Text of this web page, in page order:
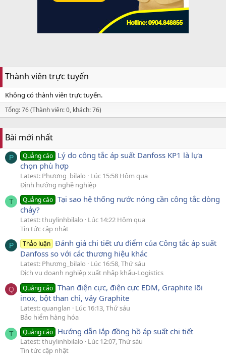
Thành viên trực tuyến
Không có thành viên trực tuyến.
Tổng: 76 (Thành viên: 0, khách: 76)
Bài mới nhất
P Quảng cáo Lý do công tắc áp suất Danfoss KP1 là lựa
chọn phù hợp
Latest: Phương_bilalo
Lúc 15:58 Hôm qua
Định hướng nghề nghiệp
T Quảng cáo Tại sao hệ thống nước nóng cần công tắc dòng
chảy?
Latest: thuylinhbilalo
Lúc 14:22 Hôm qua
Tin tức cập nhật
P Thảo luận Đánh giá chi tiết ưu điểm của Công tắc áp suất
Danfoss so với các thương hiệu khác
Latest: Phương_bilalo
Lúc 16:58, Thứ sáu
Dịch vụ doanh nghiệp xuất nhập khẩu-Logistics
Q Quảng cáo Than điện cực, điện cực EDM, Graphite lõi
inox, bột than chì, vảy Graphite
Latest: quanglan
Lúc 16:13, Thứ sáu
Bảo hiểm hàng hóa
T Quảng cáo Hướng dẫn lắp đồng hồ áp suất chi tiết
Latest: thuylinhbilalo
Lúc 12:07, Thứ sáu
Tin tức cập nhật